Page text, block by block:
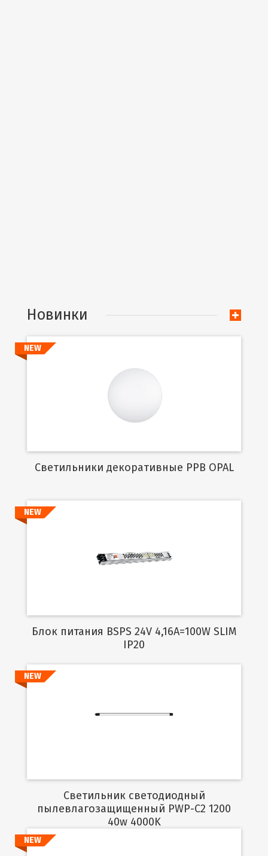
Новинки
NEW
Cветильники декоративные PPB OPAL
Подробнее
NEW
Блок питания BSPS 24V 4,16A=100W SLIM
IP20
NEW
Светильник светодиодный
пылевлагозащищенный PWP-C2 1200
40w 4000K
NEW